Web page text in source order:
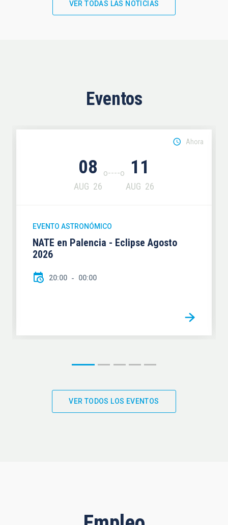
VER TODAS LAS NOTICIAS
Eventos
08
AUG 26
11
AUG 26
Ahora
EVENTO ASTRONÓMICO
NATE en Palencia - Eclipse Agosto
2026
20:00 00:00
VER TODOS LOS EVENTOS